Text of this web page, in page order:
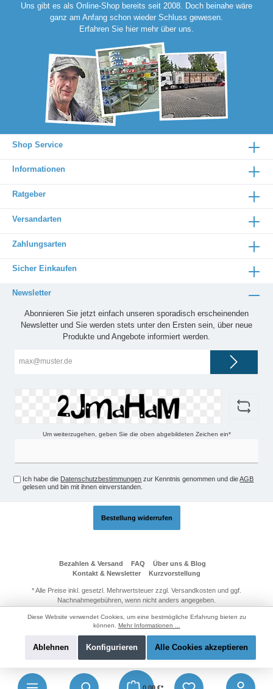
0,00 €*
Uns gibt es als Online-Shop bereits seit 2008. Doch beinahe wäre
ganz am Anfang schon wieder Schluss gewesen.
Erfahren Sie hier mehr über uns.
Shop Service
Informationen
Ratgeber
Versandarten
Zahlungsarten
Sicher Einkaufen
Newsletter
Abonnieren Sie jetzt einfach unseren sporadisch erscheinenden
Newsletter und Sie werden stets unter den Ersten sein, über neue
Produkte und Angebote informiert werden.
Um weiterzugehen, geben Sie die oben abgebildeten Zeichen ein*
Ich habe die Datenschutzbestimmungen zur Kenntnis genommen und dieAGB
gelesen und bin mit ihnen einverstanden.
Bestellung widerrufen
Bezahlen & Versand FAQ
Über uns & Blog
Kontakt & Newsletter
Kurzvorstellung
* Alle Preise inkl. gesetzl. Mehrwertsteuer zzgl. Versandkosten und ggf.
Nachnahmegebühren, wenn nicht anders angegeben.
ThemeWare®
Diese Website verwendet Cookies, um eine bestmögliche Erfahrung bieten zu
können. Mehr Informationen ...
Ablehnen Konfigurieren Alle Cookies akzeptieren